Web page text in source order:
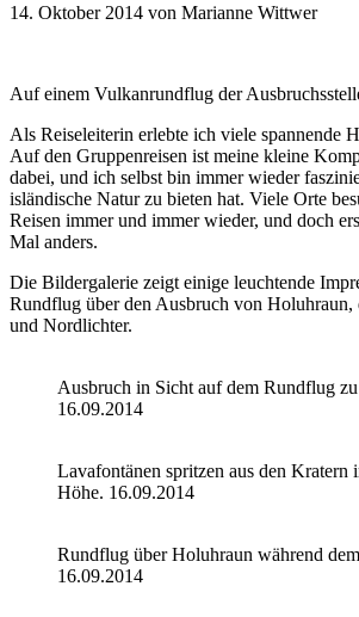
14. Oktober 2014 von Marianne Wittwer
Auf einem Vulkanrundflug der
Als Reiseleiterin erlebte ich viele spannende
Auf den Gruppenreisen ist meine kleine
dabei, und ich selbst bin immer wieder
isländische Natur zu bieten hat. Viele Orte
Reisen immer und immer wieder, und doch
Mal anders.
Die Bildergalerie zeigt einige leuchtende
Rundflug über den Ausbruch von Holuhraun,
und Nordlichter.
Ausbruch in Sicht auf dem Rundflug
16.09.2014
Lavafontänen spritzen aus den Kratern
Höhe. 16.09.2014
Rundflug über Holuhraun während
16.09.2014